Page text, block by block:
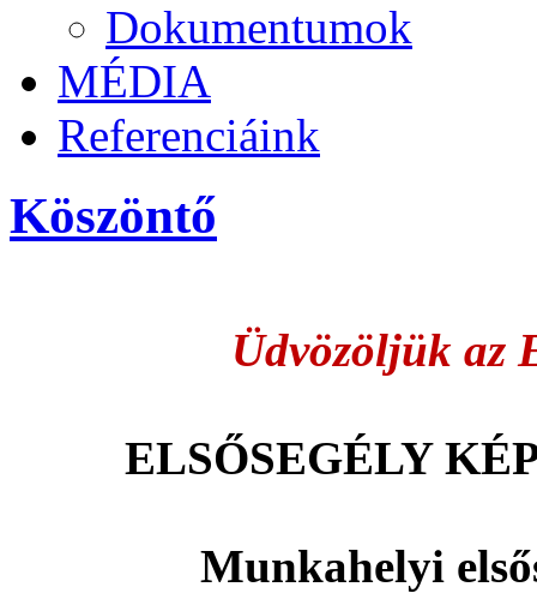
Dokumentumok
MÉDIA
Referenciáink
Köszöntő
Üdvözöljük az
ELSŐSEGÉLY
Munkahelyi